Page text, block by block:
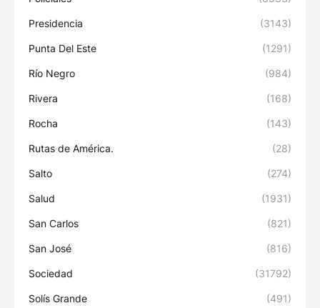
Presidencia (3143)
Punta Del Este (1291)
Río Negro (984)
Rivera (168)
Rocha (143)
Rutas de América. (28)
Salto (274)
Salud (1931)
San Carlos (821)
San José (816)
Sociedad (31792)
Solís Grande (491)